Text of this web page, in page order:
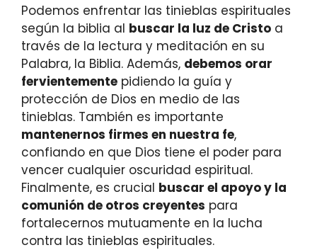
Podemos enfrentar las tinieblas espirituales
según la biblia al buscar la luz de Cristo a
través de la lectura y meditación en su
Palabra, la Biblia. Además, debemos orar
fervientemente pidiendo la guía y
protección de Dios en medio de las
tinieblas. También es importante
mantenernos firmes en nuestra fe,
confiando en que Dios tiene el poder para
vencer cualquier oscuridad espiritual.
Finalmente, es crucial buscar el apoyo y la
comunión de otros creyentes para
fortalecernos mutuamente en la lucha
contra las tinieblas espirituales.